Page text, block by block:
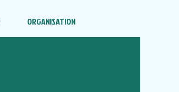
ORGANISATION